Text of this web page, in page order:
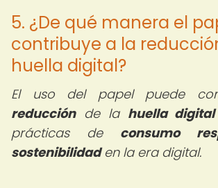
5. ¿De qué manera el
contribuye a la
huella digital?
El uso del papel puede
reducciónde la huella digital
prácticas de consumo
sostenibilidaden la era digital.